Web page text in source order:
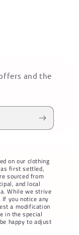
and the
on our clothing
first settled,
sourced from
and local
While we strive
If you notice any
a modification
in the special
happy to adjust